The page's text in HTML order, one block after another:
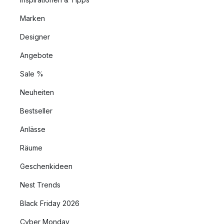
Marken
Designer
Angebote
Sale %
Neuheiten
Bestseller
Anlässe
Räume
Geschenkideen
Nest Trends
Black Friday 2026
Cyber Monday